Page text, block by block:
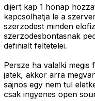
dijert kap 1 honap
kapcsolhatja le a
szerzodest minden
szerzodesbontasnak
definialt feltetelei.
Persze ha valalki megis
jatek, akkor arra
sajnos egy nem tul
csak ingyenes open